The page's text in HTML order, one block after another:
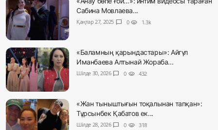
Сабина Мовлаева...
Қаңтар 27, 2025 chat_bubble 0 visibility 1.3k
«Баламның қарындастары»: Айгүл
Иманбаева Алтынай Жораба...
Шілде 30, 2026 chat_bubble 0 visibility 432
«Жан тыныштығын тоқалынан тапқан»:
Тұрсынбек Қабатов ек...
Шілде 28, 2026 chat_bubble 0 visibility 318